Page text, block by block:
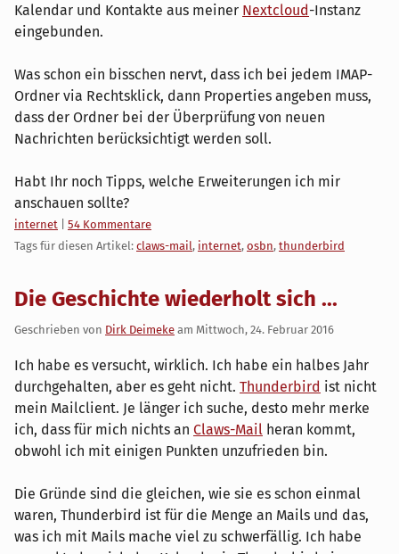
Kalendar und Kontakte aus meiner Nextcloud-Instanz
eingebunden.
Was schon ein bisschen nervt, dass ich bei jedem IMAP-
Ordner via Rechtsklick, dann Properties angeben muss,
dass der Ordner bei der Überprüfung von neuen
Nachrichten berücksichtigt werden soll.
Habt Ihr noch Tipps, welche Erweiterungen ich mir
anschauen sollte?
Kategorien:
internet
54 Kommentare
Tags für diesen Artikel: claws-mail, internet, osbn, thunderbird
Die Geschichte wiederholt sich ...
Geschrieben von Dirk Deimeke am Mittwoch, 24. Februar 2016
Ich habe es versucht, wirklich. Ich habe ein halbes Jahr
durchgehalten, aber es geht nicht. Thunderbird ist nicht
mein Mailclient. Je länger ich suche, desto mehr merke
ich, dass für mich nichts an Claws-Mail heran kommt,
obwohl ich mit einigen Punkten unzufrieden bin.
Die Gründe sind die gleichen, wie sie es schon einmal
waren, Thunderbird ist für die Menge an Mails und das,
was ich mit Mails mache viel zu schwerfällig. Ich habe